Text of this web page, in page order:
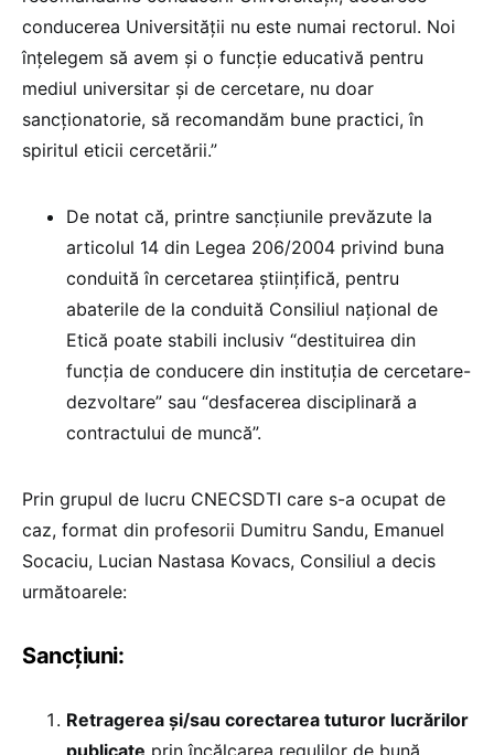
conducerea Universității nu este numai rectorul. Noi
înțelegem să avem și o funcție educativă pentru
mediul universitar și de cercetare, nu doar
sancționatorie, să recomandăm bune practici, în
spiritul eticii cercetării.”
De notat că, printre sancțiunile prevăzute la
articolul 14 din Legea 206/2004 privind buna
conduită în cercetarea științifică, pentru
abaterile de la conduită Consiliul național de
Etică poate stabili inclusiv “destituirea din
funcția de conducere din instituția de cercetare-
dezvoltare” sau “desfacerea disciplinară a
contractului de muncă”.
Prin grupul de lucru CNECSDTI care s-a ocupat de
caz, format din profesorii Dumitru Sandu, Emanuel
Socaciu, Lucian Nastasa Kovacs, Consiliul a decis
următoarele:
Sancțiuni:
Retragerea și/sau corectarea tuturor lucrărilor